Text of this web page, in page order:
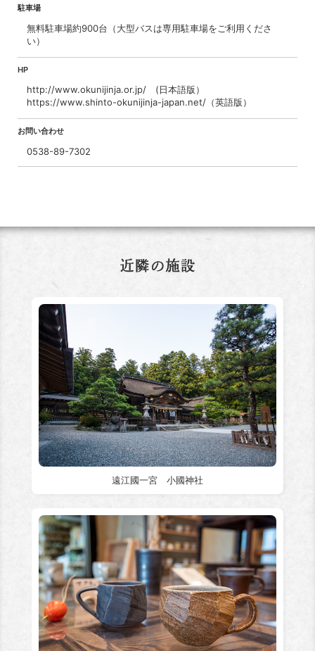
駐車場
無料駐車場約900台（大型バスは専用駐車場をご利用くださ
い）
HP
http://www.okunijinja.or.jp/ (日本語版）
https://www.shinto-okunijinja-japan.net/（英語版）
お問い合わせ
0538-89-7302
遠江國一宮 小國神社